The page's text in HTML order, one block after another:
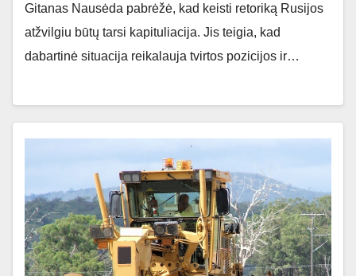
Gitanas Nausėda pabrėžė, kad keisti retoriką Rusijos
atžvilgiu būtų tarsi kapituliacija. Jis teigia, kad
dabartinė situacija reikalauja tvirtos pozicijos ir…